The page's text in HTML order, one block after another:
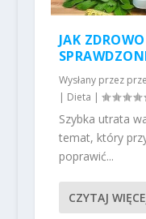
JAK
Wysłany przez
| Dieta |
Szybka utrata
temat, który
poprawić...
CZYTAJ